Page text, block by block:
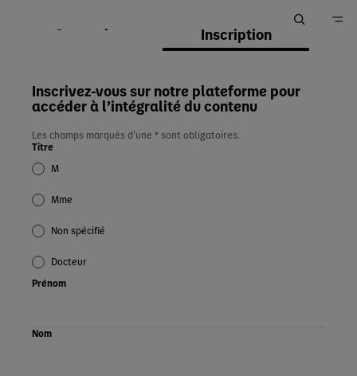
Connexion Inscription
Inscrivez-vous sur notre plateforme pour
accéder à l’intégralité du contenu
Les champs marqués d’une * sont obligatoires.
Titre
M
Mme
Non spécifié
Docteur
Prénom
Nom